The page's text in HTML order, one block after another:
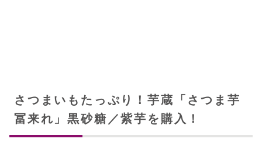
さつまいもたっぷり！芋蔵「さつま芋
冨来れ」黒砂糖／紫芋を購入！